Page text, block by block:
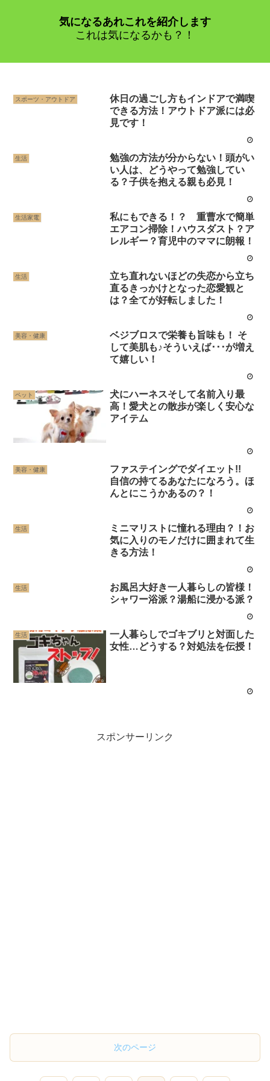
気になるあれこれを紹介します
これは気になるかも？！
スポーツ・アウトドア
休日の過ごし方もインドアで満喫
できる方法！アウトドア派には必
見です！
生活
勉強の方法が分からない！頭がい
い人は、どうやって勉強してい
る？子供を抱える親も必見！
生活家電
私にもできる！？ 重曹水で簡単
エアコン掃除！ハウスダスト？ア
レルギー？育児中のママに朗報！
生活
立ち直れないほどの失恋から立ち
直るきっかけとなった恋愛観と
は？全てが好転しました！
美容・健康
ベジブロスで栄養も旨味も！ そ
して美肌も♪そういえば･･･が増え
て嬉しい！
ペット
犬にハーネスそして名前入り最
高！愛犬との散歩が楽しく安心な
アイテム
美容・健康
ファステイングでダイエット!!
自信の持てるあなたになろう。ほ
んとにこうかあるの？！
生活
ミニマリストに憧れる理由？！お
気に入りのモノだけに囲まれて生
きる方法！
生活
お風呂大好き一人暮らしの皆様！
シャワー浴派？湯船に浸かる派？
生活
一人暮らしでゴキブリと対面した
女性…どうする？対処法を伝授！
スポンサーリンク
次のページ